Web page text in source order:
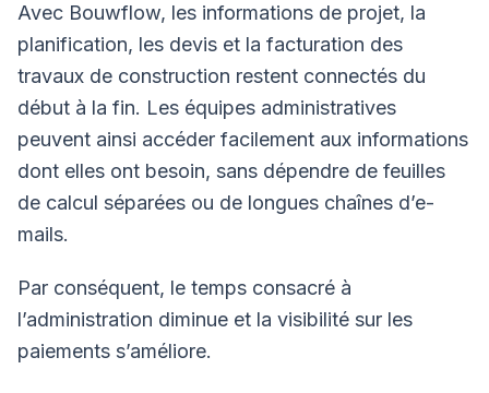
Avec Bouwflow, les informations de projet, la
planification, les devis et la facturation des
travaux de construction restent connectés du
début à la fin. Les équipes administratives
peuvent ainsi accéder facilement aux informations
dont elles ont besoin, sans dépendre de feuilles
de calcul séparées ou de longues chaînes d’e-
mails.
Par conséquent, le temps consacré à
l’administration diminue et la visibilité sur les
paiements s’améliore.